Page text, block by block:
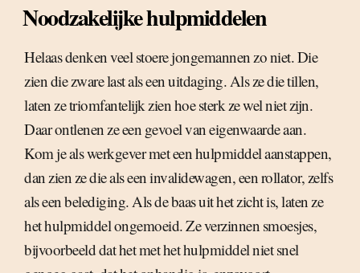
Noodzakelijke hulpmiddelen
Helaas denken veel stoere jongemannen zo niet. Die
zien die zware last als een uitdaging. Als ze die tillen,
laten ze triomfantelijk zien hoe sterk ze wel niet zijn.
Daar ontlenen ze een gevoel van eigenwaarde aan.
Kom je als werkgever met een hulpmiddel aanstappen,
dan zien ze die als een invalidewagen, een rollator, zelfs
als een belediging. Als de baas uit het zicht is, laten ze
het hulpmiddel ongemoeid. Ze verzinnen smoesjes,
bijvoorbeeld dat het met het hulpmiddel niet snel